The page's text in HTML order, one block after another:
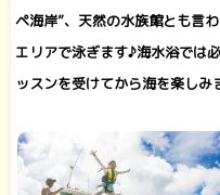
ペ海岸”、天然の水族館とも言
エリアで泳ぎます♪海水浴では
ッスンを受けてから海を楽し